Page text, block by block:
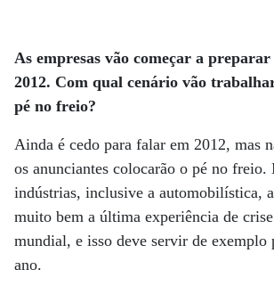
As empresas vão começar a
2012. Com qual cenário vão
pé no freio?
Ainda é cedo para falar em 2012, mas
os anunciantes colocarão o pé no freio.
indústrias, inclusive a automobilística,
muito bem a última experiência de
mundial, e isso deve servir de exemplo
ano.